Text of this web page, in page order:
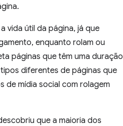
vida útil da página, já que
enquanto rolam ou
páginas que têm uma duração
diferentes de páginas que
de mídia social com rolagem
que a maioria dos